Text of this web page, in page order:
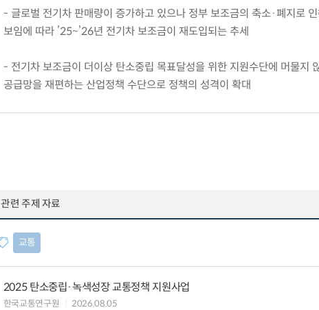
- 글로벌 전기차 판매량이 증가하고 있으나 정부 보조금의 축소·폐지로
보임에 따라 ’25~’26년 전기차 보조금이 재도입되는 추세
- 전기차 보조금이 더이상 탄소중립 목표달성을 위한 지원수단에 머물지
공급망을 재편하는 산업정책 수단으로 정책의 성격이 확대
관련 주제 자료
교통
2025 탄소중립·녹색성장 교통정책 지원사업
한국교통연구원 2026.08.05